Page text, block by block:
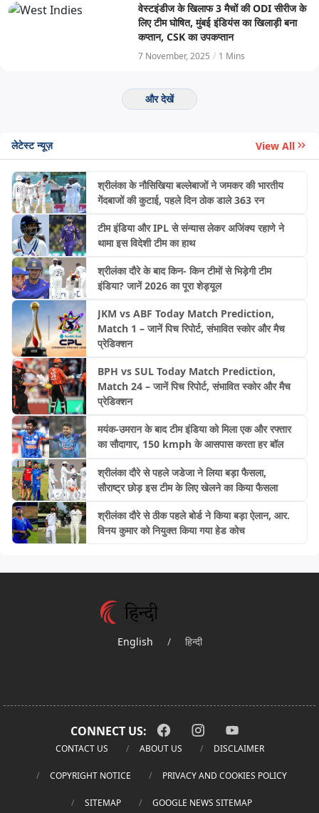
वेस्टइंडीज के खिलाफ 3 मैचों की ODI सीरीज के
लिए टीम घोषित, मुंबई इंडियंस का खिलाड़ी बना
कप्तान, CSK का उपकप्तान
7 November, 2025 / 1 Mins
और देखें
लेटेस्ट न्यूज़ View All
श्रीलंका के नौसिखिया बल्लेबाजों ने जमकर की भारतीय
गेंदबाजों की कुटाई, पहले दिन ठोक डाले 363 रन
टीम इंडिया और IPL से संन्यास लेकर अजिंक्य रहाणे ने
थामा इस विदेशी टीम का हाथ
श्रीलंका दौरे के बाद किन- किन टीमों से भिड़ेगी टीम
इंडिया? जानें 2026 का पूरा शेड्यूल
JKM vs ABF Today Match Prediction,
Match 1 – जानें पिच रिपोर्ट, संभावित स्कोर और मैच
प्रेडिक्शन
BPH vs SUL Today Match Prediction,
Match 24 – जानें पिच रिपोर्ट, संभावित स्कोर और मैच
प्रेडिक्शन
मयंक-उमरान के बाद टीम इंडिया को मिला एक और रफ्तार
का सौदागार, 150 kmph के आसपास करता हर बॉल
श्रीलंका दौरे से पहले जडेजा ने लिया बड़ा फैसला,
सौराष्ट्र छोड़ इस टीम के लिए खेलने का किया फैसला
श्रीलंका दौरे से ठीक पहले बोर्ड ने किया बड़ा ऐलान, आर.
विनय कुमार को नियुक्त किया गया हेड कोच
English / हिन्दी
CONNECT US:
CONTACT US ABOUT US DISCLAIMER
COPYRIGHT NOTICE PRIVACY AND COOKIES POLICY
SITEMAP GOOGLE NEWS SITEMAP